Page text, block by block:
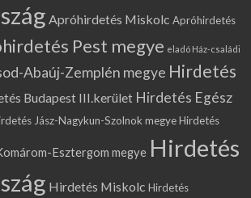
Apróhirdetés Miskolc Apróhirdetés
Pest megye eladó Ház-családi
Abaúj-Zemplén megye Hirdetés
Budapest III.kerület Hirdetés Egész
Jász-Nagykun-Szolnok megyeHirdetés
Esztergom megye Hirdetés
Hirdetés Miskolc Hirdetés